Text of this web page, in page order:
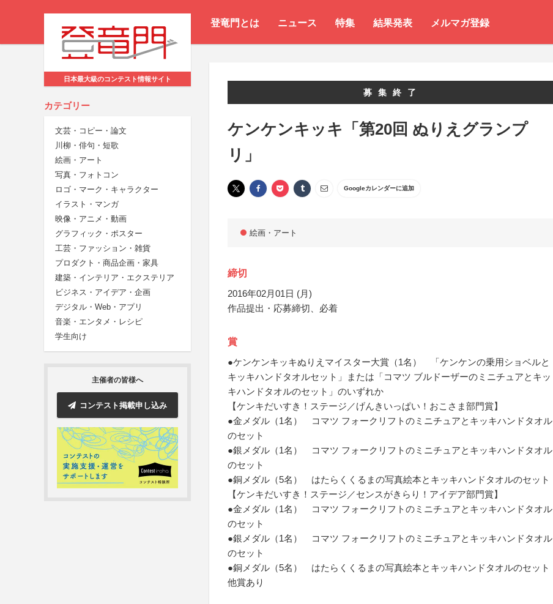
登竜門とは ニュース 特集 結果発表 メルマガ登録
日本最大級のコンテスト情報サイト
カテゴリー
文芸・コピー・論文
川柳・俳句・短歌
絵画・アート
写真・フォトコン
ロゴ・マーク・キャラクター
イラスト・マンガ
映像・アニメ・動画
グラフィック・ポスター
工芸・ファッション・雑貨
プロダクト・商品企画・家具
建築・インテリア・エクステリア
ビジネス・アイデア・企画
デジタル・Web・アプリ
音楽・エンタメ・レシピ
学生向け
主催者の皆様へ
コンテスト掲載申し込み
募集終了
ケンケンキッキ「第20回 ぬりえグランプ
リ」
Googleカレンダーに追加
絵画・アート
締切
2016年02月01日 (月)
作品提出・応募締切、必着
賞
●ケンケンキッキぬりえマイスター大賞（1名） 「ケンケンの乗用ショベルと
キッキハンドタオルセット」または「コマツ ブルドーザーのミニチュアとキッ
キハンドタオルのセット」のいずれか
【ケンキだいすき！ステージ／げんきいっぱい！おこさま部門賞】
●金メダル（1名） コマツ フォークリフトのミニチュアとキッキハンドタオル
のセット
●銀メダル（1名） コマツ フォークリフトのミニチュアとキッキハンドタオル
のセット
●銅メダル（5名） はたらくくるまの写真絵本とキッキハンドタオルのセット
【ケンキだいすき！ステージ／センスがきらり！アイデア部門賞】
●金メダル（1名） コマツ フォークリフトのミニチュアとキッキハンドタオル
のセット
●銀メダル（1名） コマツ フォークリフトのミニチュアとキッキハンドタオル
のセット
●銅メダル（5名） はたらくくるまの写真絵本とキッキハンドタオルのセット
他賞あり